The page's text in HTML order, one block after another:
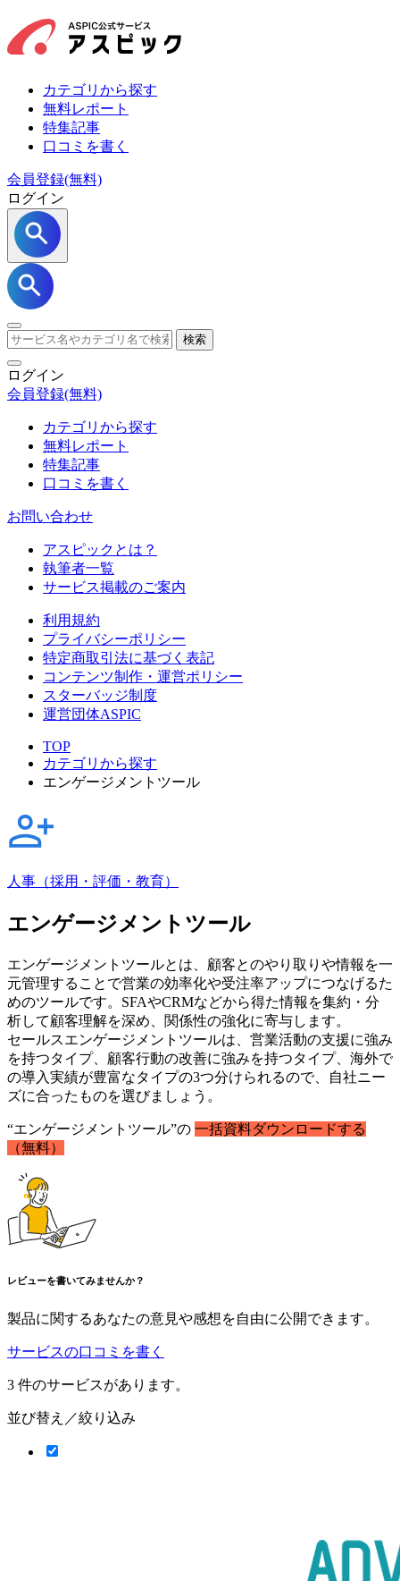
カテゴリから探す
無料レポート
特集記事
口コミを書く
会員登録(無料)
ログイン
検索
ログイン
会員登録(無料)
カテゴリから探す
無料レポート
特集記事
口コミを書く
お問い合わせ
アスピックとは？
執筆者一覧
サービス掲載のご案内
利用規約
プライバシーポリシー
特定商取引法に基づく表記
コンテンツ制作・運営ポリシー
スターバッジ制度
運営団体ASPIC
TOP
カテゴリから探す
エンゲージメントツール
人事（採用・評価・教育）
エンゲージメントツール
エンゲージメントツールとは、顧客とのやり取りや情報を一
元管理することで営業の効率化や受注率アップにつなげるた
めのツールです。SFAやCRMなどから得た情報を集約・分
析して顧客理解を深め、関係性の強化に寄与します。
セールスエンゲージメントツールは、営業活動の支援に強み
を持つタイプ、顧客行動の改善に強みを持つタイプ、海外で
の導入実績が豊富なタイプの3つ分けられるので、自社ニー
ズに合ったものを選びましょう。
“エンゲージメントツール”の 一括資料ダウンロードする
（無料）
レビューを書いてみませんか？
製品に関するあなたの意見や感想を自由に公開できます。
サービスの口コミを書く
3 件のサービスがあります。
並び替え／絞り込み